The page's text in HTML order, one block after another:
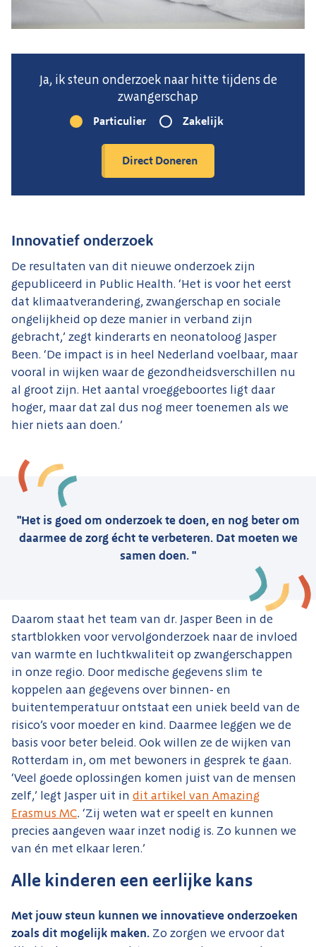
Ja, ik steun onderzoek naar hitte tijdens de
zwangerschap
Particulier Zakelijk
Innovatief onderzoek
De resultaten van dit nieuwe onderzoek zijn
gepubliceerd in Public Health. ‘Het is voor het eerst
dat klimaatverandering, zwangerschap en sociale
ongelijkheid op deze manier in verband zijn
gebracht,’ zegt kinderarts en neonatoloog Jasper
Been. ‘De impact is in heel Nederland voelbaar, maar
vooral in wijken waar de gezondheidsverschillen nu
al groot zijn. Het aantal vroeggeboortes ligt daar
hoger, maar dat zal dus nog meer toenemen als we
hier niets aan doen.’
"Het is goed om onderzoek te doen, en nog beter om
daarmee de zorg écht te verbeteren. Dat moeten we
samen doen. "
Daarom staat het team van dr. Jasper Been in de
startblokken voor vervolgonderzoek naar de invloed
van warmte en luchtkwaliteit op zwangerschappen
in onze regio. Door medische gegevens slim te
koppelen aan gegevens over binnen- en
buitentemperatuur ontstaat een uniek beeld van de
risico’s voor moeder en kind. Daarmee leggen we de
basis voor beter beleid. Ook willen ze de wijken van
Rotterdam in, om met bewoners in gesprek te gaan.
‘Veel goede oplossingen komen juist van de mensen
zelf,’ legt Jasper uit in dit artikel van Amazing
Erasmus MC. ‘Zij weten wat er speelt en kunnen
precies aangeven waar inzet nodig is. Zo kunnen we
van én met elkaar leren.’
Alle kinderen een eerlijke kans
Met jouw steun kunnen we innovatieve onderzoeken
zoals dit mogelijk maken. Zo zorgen we ervoor dat